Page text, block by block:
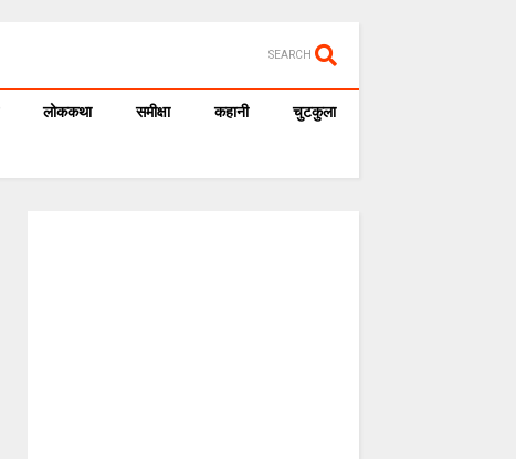
SEARCH
लोककथा समीक्षा कहानी चुटकुला